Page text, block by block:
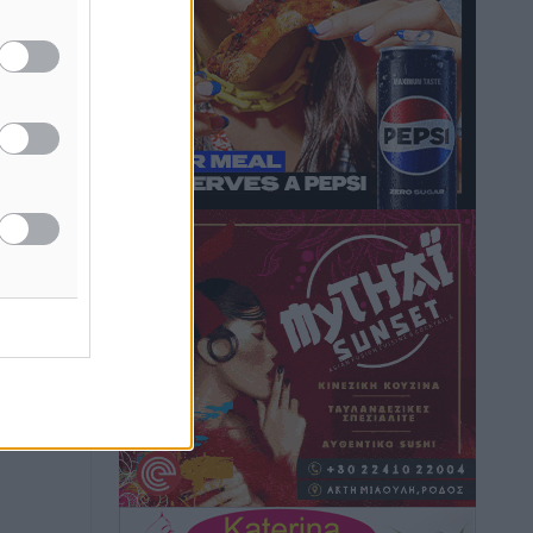
της
Hotels – Χατζηλαζάρου – Προχωρά
καινούργιο ξενοδοχείο στην Κω
Τοπικές Ειδήσεις• πριν 13 ώρες
Αυτοκίνητο μπήκε παράνομα σε
μονόδρομο στο Μαστιχάρι –
Αναποδογύρισε όχημα με μητέρα και
5χρονο παιδί
πριν 13 ώρες
“Η Ευρώπη αντιμετώπιζε το
προσφυγικό σαν ταινία τρόμου” – Η
συγκλονιστική μαρτυρία της Χαρούλας
Γιασιράνη στον RV για τα γεγονότα που
οδήγησαν στο Σύμφωνο της Λέρου
Τοπικές Ειδήσεις πριν 14 ώρες
Συναυλία με τον Γιάννη Κότσιρα στις